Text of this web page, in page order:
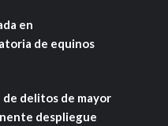
en
de equinos
delitos de mayor
despliegue